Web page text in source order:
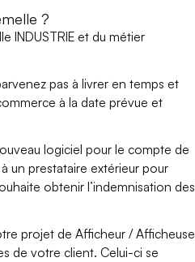
?
INDUSTRIE et du métier
pas à livrer en temps et
à la date prévue et
logiciel pour le compte de
un prestataire extérieur pour
obtenir l’indemnisation des
projet de Afficheur / Afficheuse
de votre client. Celui-ci se